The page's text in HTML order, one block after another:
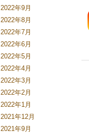
2022年9月
2022年8月
2022年7月
2022年6月
2022年5月
2022年4月
2022年3月
2022年2月
2022年1月
2021年12月
2021年9月